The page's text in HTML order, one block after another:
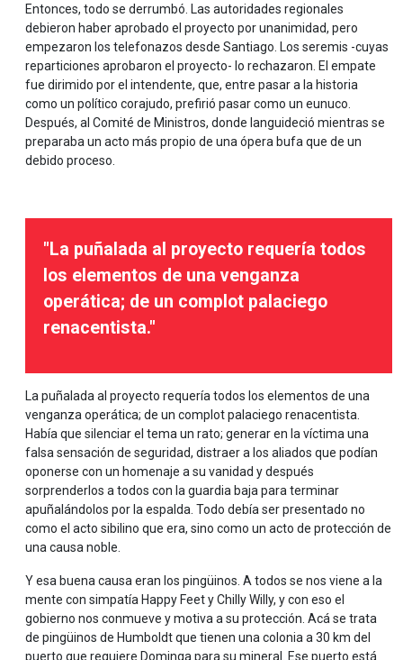
Entonces, todo se derrumbó. Las autoridades regionales
debieron haber aprobado el proyecto por unanimidad, pero
empezaron los telefonazos desde Santiago. Los seremis -cuyas
reparticiones aprobaron el proyecto- lo rechazaron. El empate
fue dirimido por el intendente, que, entre pasar a la historia
como un político corajudo, prefirió pasar como un eunuco.
Después, al Comité de Ministros, donde languideció mientras se
preparaba un acto más propio de una ópera bufa que de un
debido proceso.
"La puñalada al proyecto requería todos
los elementos de una venganza
operática; de un complot palaciego
renacentista."
La puñalada al proyecto requería todos los elementos de una
venganza operática; de un complot palaciego renacentista.
Había que silenciar el tema un rato; generar en la víctima una
falsa sensación de seguridad, distraer a los aliados que podían
oponerse con un homenaje a su vanidad y después
sorprenderlos a todos con la guardia baja para terminar
apuñalándolos por la espalda. Todo debía ser presentado no
como el acto sibilino que era, sino como un acto de protección de
una causa noble.
Y esa buena causa eran los pingüinos. A todos se nos viene a la
mente con simpatía Happy Feet y Chilly Willy, y con eso el
gobierno nos conmueve y motiva a su protección. Acá se trata
de pingüinos de Humboldt que tienen una colonia a 30 km del
puerto que requiere Dominga para su mineral. Ese puerto está